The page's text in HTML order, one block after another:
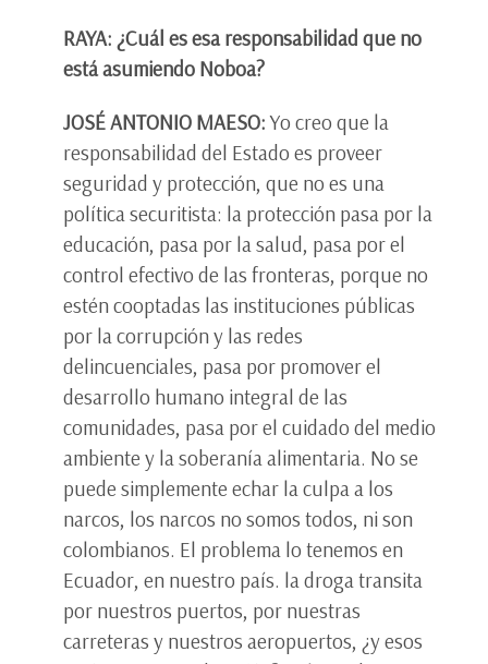
RAYA: ¿Cuál es esa responsabilidad que no
está asumiendo Noboa?
JOSÉ ANTONIO MAESO:Yo creo que la
responsabilidad del Estado es proveer
seguridad y protección, que no es una
política securitista: la protección pasa por la
educación, pasa por la salud, pasa por el
control efectivo de las fronteras, porque no
estén cooptadas las instituciones públicas
por la corrupción y las redes
delincuenciales, pasa por promover el
desarrollo humano integral de las
comunidades, pasa por el cuidado del medio
ambiente y la soberanía alimentaria. No se
puede simplemente echar la culpa a los
narcos, los narcos no somos todos, ni son
colombianos. El problema lo tenemos en
Ecuador, en nuestro país. la droga transita
por nuestros puertos, por nuestras
carreteras y nuestros aeropuertos, ¿y esos